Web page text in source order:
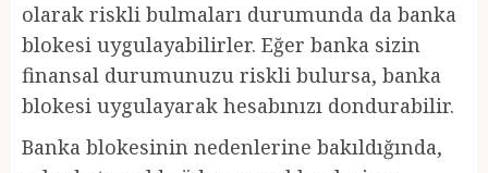
olarak riskli bulmaları durumunda da banka
blokesi uygulayabilirler. Eğer banka sizin
finansal durumunuzu riskli bulursa, banka
blokesi uygulayarak hesabınızı dondurabilir.
Banka blokesinin nedenlerine bakıldığında,